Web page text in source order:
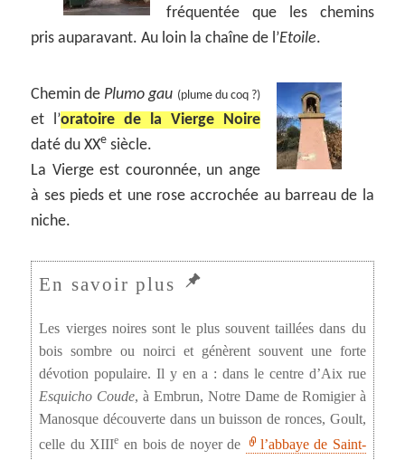
fréquentée que les chemins
pris auparavant. Au loin la chaîne de l’Etoile.
Chemin de Plumo gau (plume du coq ?)
et l’oratoire de la Vierge Noire
daté du XXe siècle.
La Vierge est couronnée, un ange
à ses pieds et une rose accrochée au barreau de la
niche.
Les vierges noires sont le plus souvent taillées dans du
bois sombre ou noirci et génèrent souvent une forte
dévotion populaire. Il y en a : dans le centre d’Aix rue
Esquicho Coude, à Embrun, Notre Dame de Romigier à
Manosque découverte dans un buisson de ronces, Goult,
celle du XIIIe en bois de noyer de
l’abbaye de Saint-